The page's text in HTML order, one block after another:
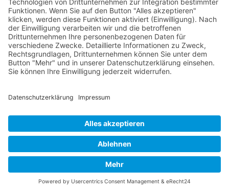
Warum ist Teamfähigkeit wichtig?
Teamfähigkeit ist in der heutigen Arbeitswelt
unerlässlich, da immer mehr Aufgaben in
Teams bearbeitet werden. Hierbei ist es
wichtig, dass jedes Teammitglied seine
individuellen Stärken und Fähigkeiten
anderen verlässt. Nur so kann ein Team
erfolgreich sein und seine Ziele erreichen.
Teamfähigkeit fördert zudem die
Zusammenarbeit, dasVertrauen
untereinander und dieMotivation
Einzelne sich als Teil des Teams fühlt und
sich für den gemeinsamen Erfolg einsetzt.
Vorteile von Teamfähigkeit